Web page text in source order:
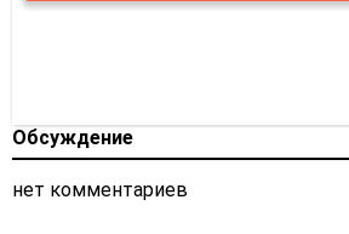
Обсуждение
нет комментариев